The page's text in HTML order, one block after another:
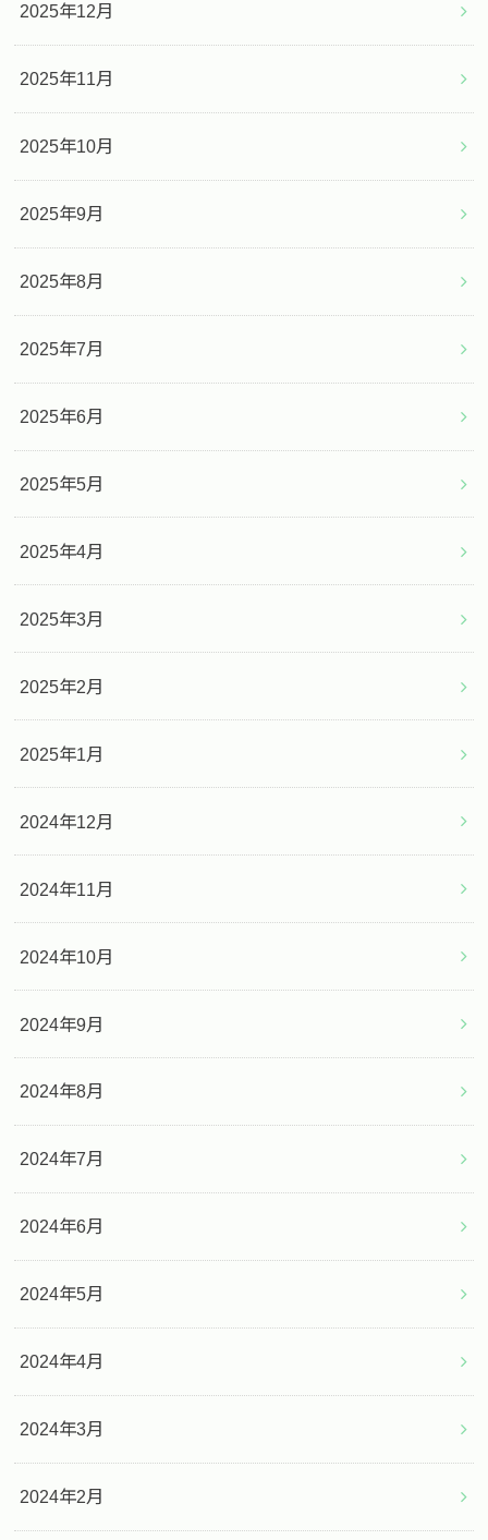
2025年12月
2025年11月
2025年10月
2025年9月
2025年8月
2025年7月
2025年6月
2025年5月
2025年4月
2025年3月
2025年2月
2025年1月
2024年12月
2024年11月
2024年10月
2024年9月
2024年8月
2024年7月
2024年6月
2024年5月
2024年4月
2024年3月
2024年2月